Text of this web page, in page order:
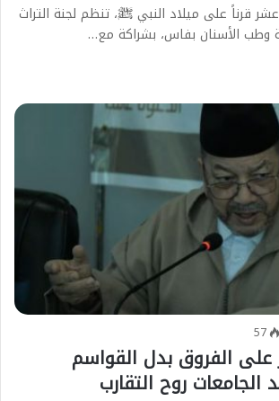
قرناً على ميلاد النبي ﷺ، تنظم لجنة التراث
وطب الأسنان بفاس، بشراكة مع…
57
على الفروق بدل القواسم
روح التقارب